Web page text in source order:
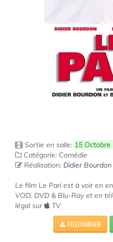
Sortie en salle: 15 Octobre
Catégorie: Comédie
Réalisation: Didier
Le film Le Pari est à voir en
VOD, DVD & Blu-Ray et en
légal sur
TV
TÉLÉCHARGER